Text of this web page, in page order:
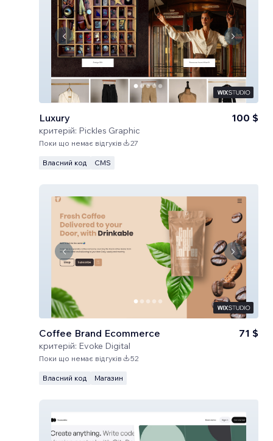
Luxury
критерій: Pickles Graphic
100 $
Поки що немає відгуків 27
Власний код CMS
Coffee Brand Ecommerce
критерій: Evoke Digital
71 $
Поки що немає відгуків 52
Власний код Магазин